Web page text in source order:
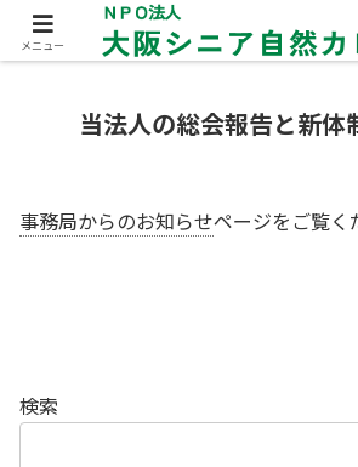
当法人の総会報告と新体
事務局からのお知らせページをご覧く
検索
メニュー